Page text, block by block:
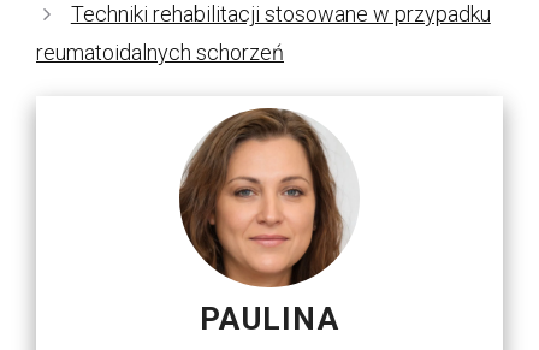
Techniki rehabilitacji stosowane w przypadku
reumatoidalnych schorzeń
PAULINA